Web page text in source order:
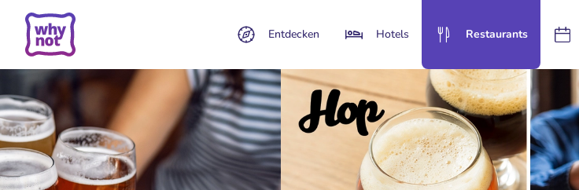
Entdecken Hotels Restaurants